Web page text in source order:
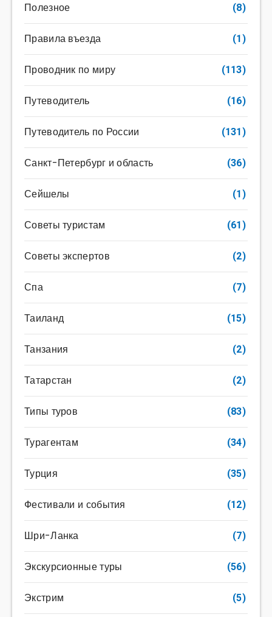
Полезное (8)
Правила въезда (1)
Проводник по миру (113)
Путеводитель (16)
Путеводитель по России (131)
Санкт-Петербург и область (36)
Сейшелы (1)
Советы туристам (61)
Советы экспертов (2)
Спа (7)
Таиланд (15)
Танзания (2)
Татарстан (2)
Типы туров (83)
Турагентам (34)
Турция (35)
Фестивали и события (12)
Шри-Ланка (7)
Экскурсионные туры (56)
Экстрим (5)